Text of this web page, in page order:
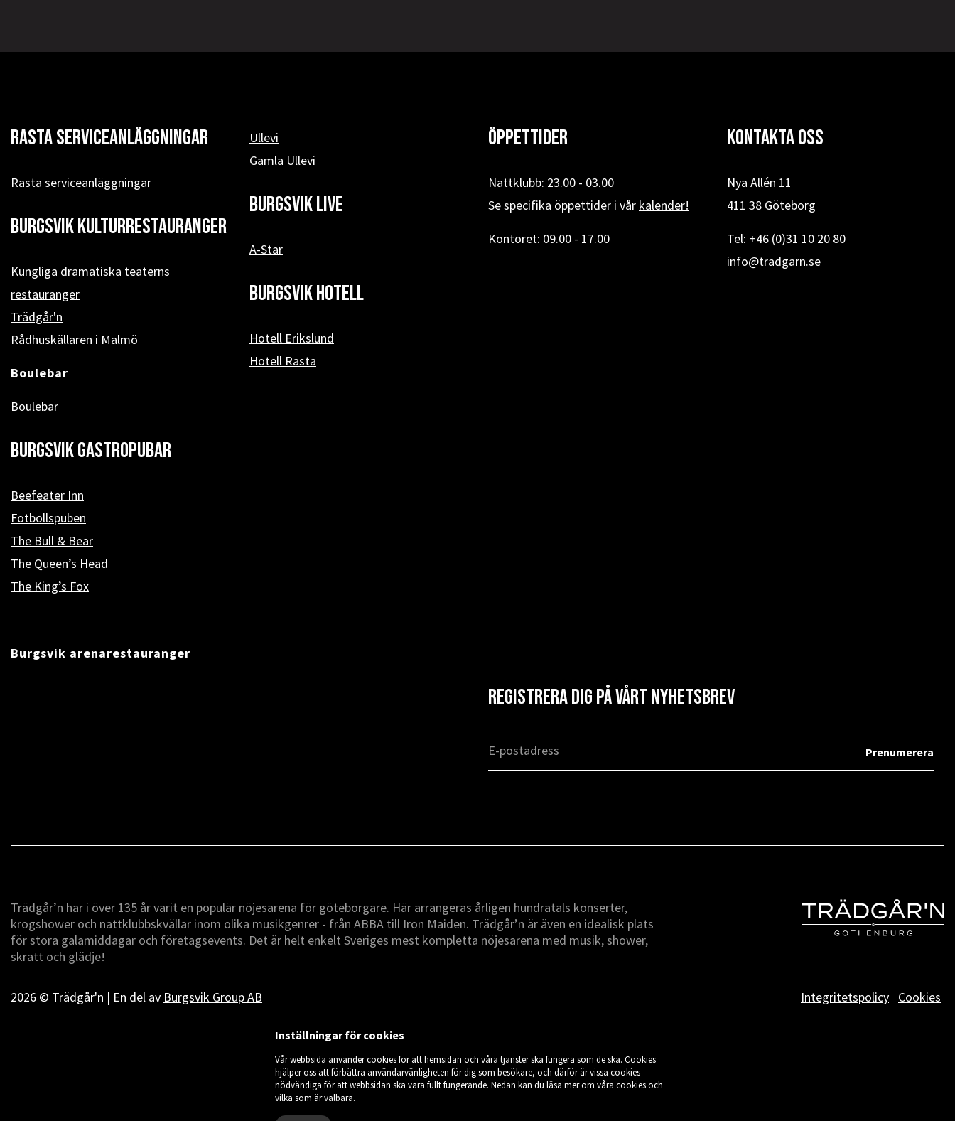
Rasta serviceanläggningar
Rasta serviceanläggningar
Burgsvik kulturrestauranger
Kungliga dramatiska teaterns
restauranger
Trädgår'n
Rådhuskällaren i Malmö
Boulebar
Boulebar
Burgsvik Gastropubar
Beefeater Inn
Fotbollspuben
The Bull & Bear
The Queen’s Head
The King’s Fox
Burgsvik arenarestauranger
Ullevi
Gamla Ullevi
Burgsvik Live
A-Star
Burgsvik hotell
Hotell Erikslund
Hotell Rasta
Öppettider
Nattklubb: 23.00 - 03.00
Se specifika öppettider i vår kalender!
Kontoret: 09.00 - 17.00
Kontakta oss
Nya Allén 11
411 38 Göteborg
Tel: +46 (0)31 10 20 80
info@tradgarn.se
Registrera dig på vårt nyhetsbrev
Trädgår’n har i över 135 år varit en populär nöjesarena för göteborgare. Här arrangeras årligen hundratals konserter,
krogshower och nattklubbskvällar inom olika musikgenrer - från ABBA till Iron Maiden. Trädgår’n är även en idealisk plats
för stora galamiddagar och företagsevents. Det är helt enkelt Sveriges mest kompletta nöjesarena med musik, shower,
skratt och glädje!
2026 © Trädgår'n | En del av Burgsvik Group AB Integritetspolicy Cookies
Inställningar för cookies
Vår webbsida använder cookies för att hemsidan och våra tjänster ska fungera som de ska. Cookies
hjälper oss att förbättra användarvänligheten för dig som besökare, och därför är vissa cookies
nödvändiga för att webbsidan ska vara fullt fungerande. Nedan kan du läsa mer om våra cookies och
vilka som är valbara.